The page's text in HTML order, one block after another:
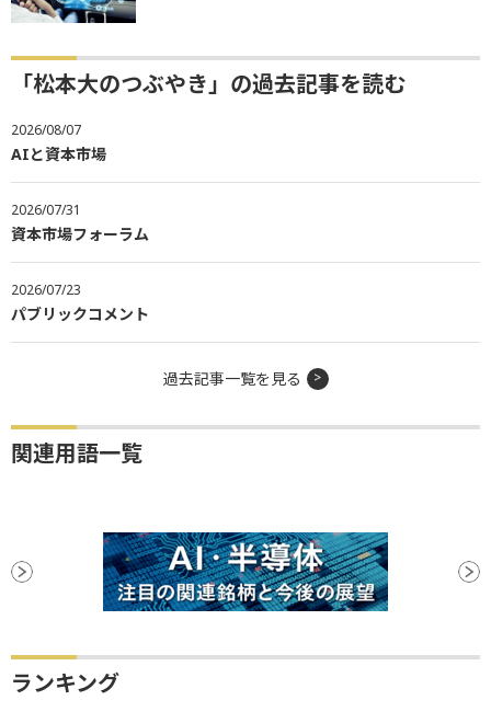
「松本大のつぶやき」の過去記事を読む
2026/08/07
AIと資本市場
2026/07/31
資本市場フォーラム
2026/07/23
パブリックコメント
過去記事一覧を見る
関連用語一覧
ランキング